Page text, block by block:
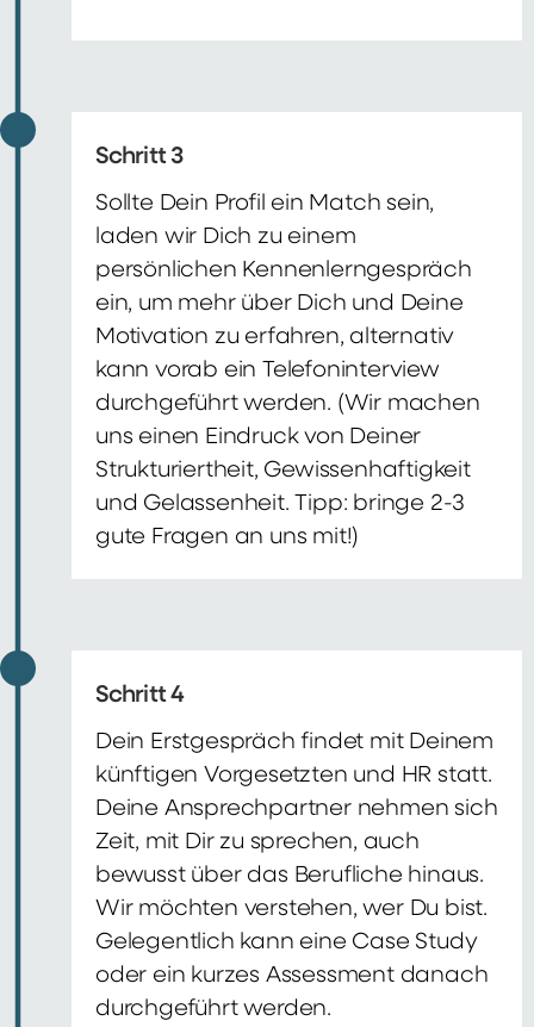
Schritt 3
Sollte Dein Profil ein Match sein,
laden wir Dich zu einem
persönlichen Kennenlerngespräch
ein, um mehr über Dich und Deine
Motivation zu erfahren, alternativ
kann vorab ein Telefoninterview
durchgeführt werden. (Wir machen
uns einen Eindruck von Deiner
Strukturiertheit, Gewissenhaftigkeit
und Gelassenheit. Tipp: bringe 2-3
gute Fragen an uns mit!)
Schritt 4
Dein Erstgespräch findet mit Deinem
künftigen Vorgesetzten und HR statt.
Deine Ansprechpartner nehmen sich
Zeit, mit Dir zu sprechen, auch
bewusst über das Berufliche hinaus.
Wir möchten verstehen, wer Du bist.
Gelegentlich kann eine Case Study
oder ein kurzes Assessment danach
durchgeführt werden.